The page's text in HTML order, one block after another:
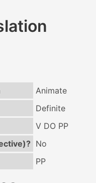
Animate
Definite
V DO PP
No
PP